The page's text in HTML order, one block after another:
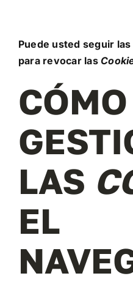
Puede usted seguir
para revocar las
CÓMO
LAS
EL